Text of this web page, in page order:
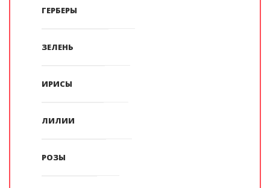
ГЕРБЕРЫ
ЗЕЛЕНЬ
ИРИСЫ
ЛИЛИИ
РОЗЫ